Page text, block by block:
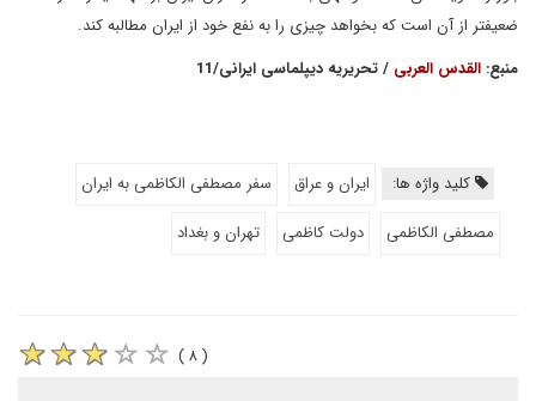
ضعیفتر از آن است که بخواهد چیزی را به نفع خود از ایران مطالبه کند.
منبع: القدس العربی / تحریریه دیپلماسی ایرانی/11
کلید واژه ها: ایران و عراق
سفر مصطفی الکاظمی به ایران
مصطفی الکاظمی
دولت کاظمی تهران و بغداد
( ۸ )